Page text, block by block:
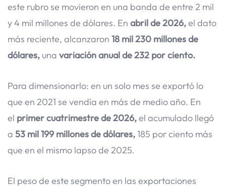
este rubro se movieron en una banda de entre 2 mil
y 4 mil millones de dólares. En abril de 2026,el dato
más reciente, alcanzaron 18 mil 230 millones de
dólares, una variación anual de 232 por ciento.
Para dimensionarlo: en un solo mes se exportó lo
que en 2021 se vendía en más de medio año. En
el primer cuatrimestre de 2026,el acumulado llegó
a 53 mil 199 millones de dólares,185 por ciento más
que en el mismo lapso de 2025.
El peso de este segmento en las exportaciones